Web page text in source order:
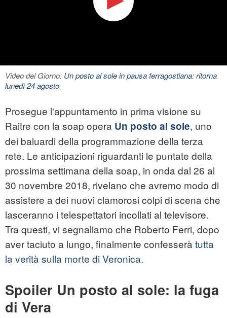
Video del Giorno: Un posto al sole in pausa ferragostiana: ritorna
lunedì 24 agosto
Prosegue l'appuntamento in prima visione su
Raitre con la soap opera Un posto al sole, uno
dei baluardi della programmazione della terza
rete. Le anticipazioni riguardanti le puntate della
prossima settimana della soap, in onda dal 26 al
30 novembre 2018, rivelano che avremo modo di
assistere a dei nuovi clamorosi colpi di scena che
lasceranno i telespettatori incollati al televisore.
Tra questi, vi segnaliamo che Roberto Ferri, dopo
aver taciuto a lungo, finalmente confesserà tutta
la verità sulla morte di Veronica.
Spoiler Un posto al sole: la fuga
di Vera